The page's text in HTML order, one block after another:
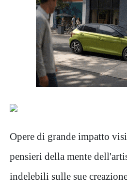
Opere di grande impatto
pensieri della mente
indelebili sulle sue